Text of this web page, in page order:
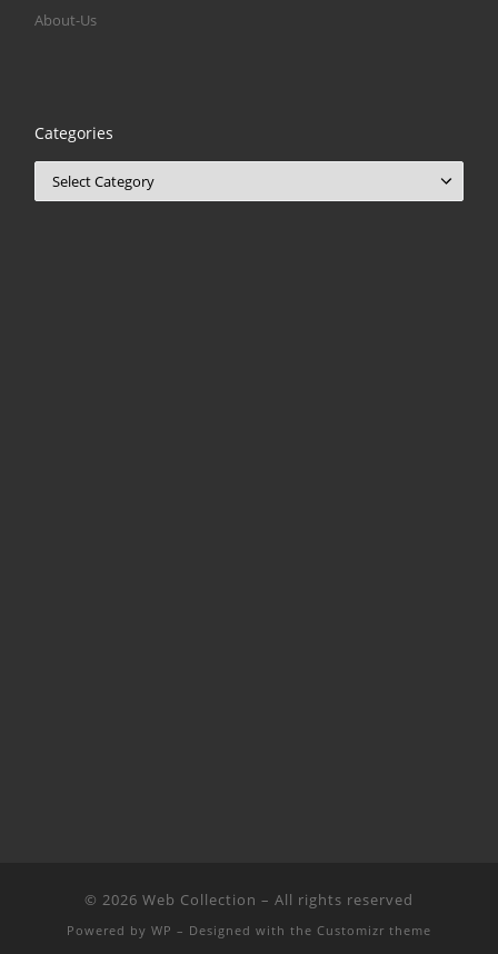
About-Us
Categories
© 2026 Web Collection – All rights reserved
Powered by WP – Designed with the Customizr theme